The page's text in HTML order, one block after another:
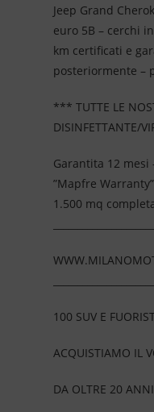
Jeep Grand
euro 5B – cerchi
km certificati e
posteriormente –
*** TUTTE LE
DISINFETTANTE/
Garantita 12
”Mapfre
1.500 mq
100 SUV E
ACQUISTIAMO IL
DA OLTRE 20